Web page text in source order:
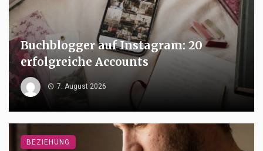
Buchblogger auf Instagram: 20
erfolgreiche Accounts
7. August 2026
BEZIEHUNG